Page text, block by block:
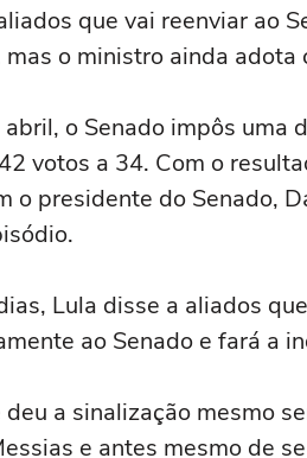
que vai reenviar ao
mas o ministro ainda
o Senado impôs uma
votos a 34. Com o
o presidente do Senado,
Lula disse a aliados
ao Senado e fará a
a sinalização mesmo
e antes mesmo de